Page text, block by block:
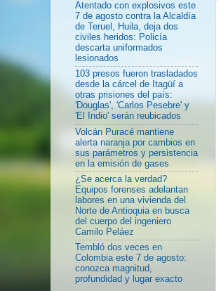
Atentado con explosivos este
7 de agosto contra la Alcaldía
de Teruel, Huila, deja dos
civiles heridos: Policía
descarta uniformados
lesionados
103 presos fueron trasladados
desde la cárcel de Itagüí a
otras prisiones del país:
'Douglas', 'Carlos Pesebre' y
'El Indio' serán reubicados
Volcán Puracé mantiene
alerta naranja por cambios en
sus parámetros y persistencia
en la emisión de gases
¿Se acerca la verdad?
Equipos forenses adelantan
labores en una vivienda del
Norte de Antioquia en busca
del cuerpo del ingeniero
Camilo Peláez
Tembló dos veces en
Colombia este 7 de agosto:
conozca magnitud,
profundidad y lugar exacto